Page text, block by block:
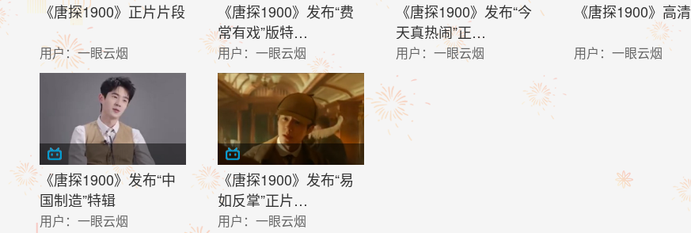
《唐探1900》正片片段
用户：一眼云烟
《唐探1900》发布“费
常有戏”版特…
用户： 一眼云烟
《唐探1900》发布“今
天真热闹”正…
用户： 一眼云烟
《唐探1900》高清
用户： 一眼云烟
《唐探1900》发布“中
国制造”特辑
用户： 一眼云烟
《唐探1900》发布“易
如反掌”正片…
用户： 一眼云烟